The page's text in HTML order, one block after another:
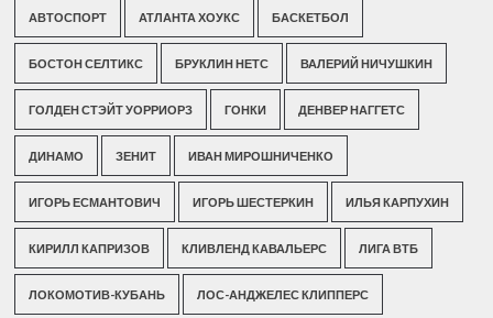
АВТОСПОРТ АТЛАНТА ХОУКС БАСКЕТБОЛ
БОСТОН СЕЛТИКС БРУКЛИН НЕТС ВАЛЕРИЙ НИЧУШКИН
ГОЛДЕН СТЭЙТ УОРРИОРЗ ГОНКИ ДЕНВЕР НАГГЕТС
ДИНАМО ЗЕНИТ ИВАН МИРОШНИЧЕНКО
ИГОРЬ ЕСМАНТОВИЧ ИГОРЬ ШЕСТЕРКИН ИЛЬЯ КАРПУХИН
КИРИЛЛ КАПРИЗОВ КЛИВЛЕНД КАВАЛЬЕРС ЛИГА ВТБ
ЛОКОМОТИВ-КУБАНЬ ЛОС-АНДЖЕЛЕС КЛИППЕРС